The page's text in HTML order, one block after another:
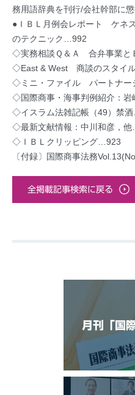
務用語辞典を刊行/会社幹部に
●ＩＢＬ月例会レポート ケネ
のテクニック…992
◇実務相談Ｑ＆Ａ 合弁事業と
◇East & West 商談のスタイ
◇ミニ・ファイル パートナー
◇国際商事・海事判例紹介：
◇イスラム法雑記帳（49）禁
◇最新文献情報：中川和彦，
◇ＩＢＬクリッピング…923
〔付録〕国際商事法務
全掲載記事検索に戻る
月刊「国